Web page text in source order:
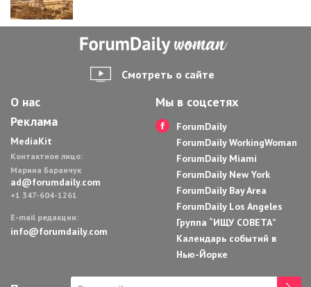
Смотреть о сайте
О нас
Реклама
MediaKit
Контактное лицо:
Марина Баранчук
ad@forumdaily.com
+1 347-604-1261
E-mail редакции:
info@forumdaily.com
Мы в соцсетях
ForumDaily
ForumDaily WorkingWoman
ForumDaily Miami
ForumDaily New York
ForumDaily Bay Area
ForumDaily Los Angeles
Группа “ИЩУ СОВЕТА”
Календарь событий в
Нью-Йорке